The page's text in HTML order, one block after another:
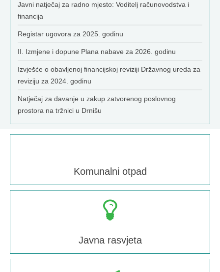
Javni natječaj za radno mjesto: Voditelj računovodstva i
financija
Registar ugovora za 2025. godinu
II. Izmjene i dopune Plana nabave za 2026. godinu
Izvješće o obavljenoj financijskoj reviziji Državnog ureda za
reviziju za 2024. godinu
Natječaj za davanje u zakup zatvorenog poslovnog
prostora na tržnici u Drnišu
Komunalni otpad
Javna rasvjeta